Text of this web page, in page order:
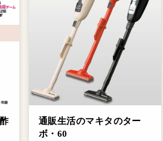
通販生活のマキタのター
ボ・60